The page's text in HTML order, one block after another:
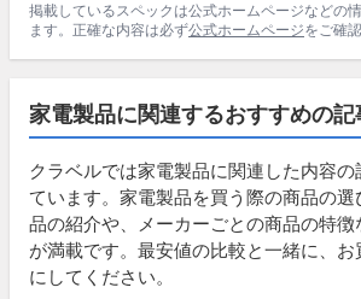
掲載しているスペックは公式ホームページなどの
ます。正確な内容は必ず公式ホームページをご確
家電製品に関連するおすすめの記
クラベルでは家電製品に関連した内容の
ています。家電製品を買う際の商品の
品の紹介や、メーカーごとの商品の特
が満載です。最安値の比較と一緒に、
にしてください。